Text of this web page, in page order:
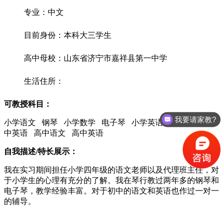
专业：中文
目前身份：本科大三学生
高中母校：山东省济宁市嘉祥县第一中学
生活住所：
可教授科目：
小学语文 钢琴 小学数学 电子琴 小学英语 初中语文 初
中英语 高中语文 高中英语
自我描述/特长展示：
我在实习期间担任小学四年级的语文老师以及代理班主任，对
于小学生的心理有充分的了解。我在琴行教过两年多的钢琴和
电子琴，教学经验丰富。对于初中的语文和英语也作过一对一
的辅导。
我要请家教?